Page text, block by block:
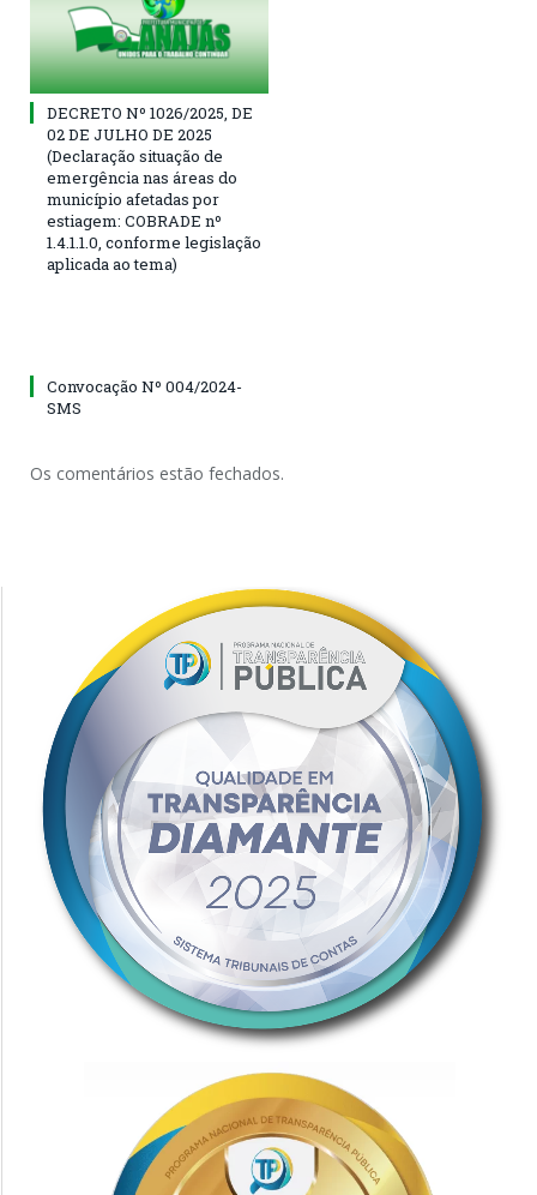
DECRETO Nº 1026/2025, DE
02 DE JULHO DE 2025
(Declaração situação de
emergência nas áreas do
município afetadas por
estiagem: COBRADE nº
1.4.1.1.0, conforme legislação
aplicada ao tema)
Convocação Nº 004/2024-
SMS
Os comentários estão fechados.